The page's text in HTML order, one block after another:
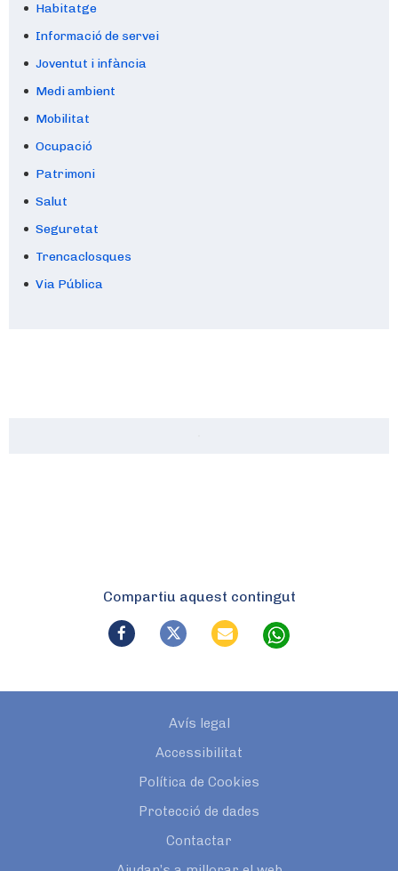
Habitatge
Informació de servei
Joventut i infància
Medi ambient
Mobilitat
Ocupació
Patrimoni
Salut
Seguretat
Trencaclosques
Via Pública
Compartiu aquest contingut
Avís legal
Accessibilitat
Política de Cookies
Protecció de dades
Contactar